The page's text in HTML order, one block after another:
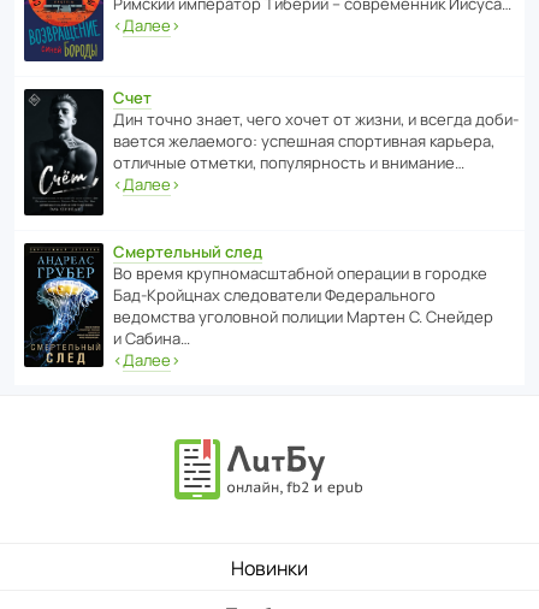
‹Далее›
Счет
Дин точно знает, чего хочет от жизни, и всегда доби­
ва­ется жела­е­мого: успе­шная спор­ти­вная карьера,
отли­чные отметки, попу­ля­р­ность и внимание…
‹Далее›
Смертельный след
Во время круп­но­мас­ш­та­бной операции в городке
Бад‑Крой­цнах следо­ва­тели Феде­раль­ного
ведомства уголо­вной полиции Мартен С. Снейдер
и Сабина…
‹Далее›
Новинки